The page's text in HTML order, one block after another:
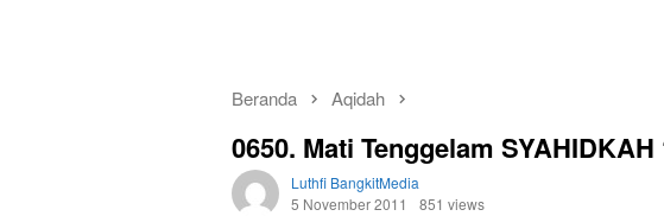
Beranda Aqidah
0650. Mati Tenggelam SYAHIDKAH
Luthfi BangkitMedia
5 November 2011
851 views